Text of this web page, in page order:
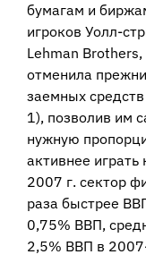
бумагам и
игроков Уолл-
Lehman
отменила
заемных
1), позволив им
нужную
активнее
2007 г. сектор
раза быстрее
0,75% ВВП,
2,5% ВВП в